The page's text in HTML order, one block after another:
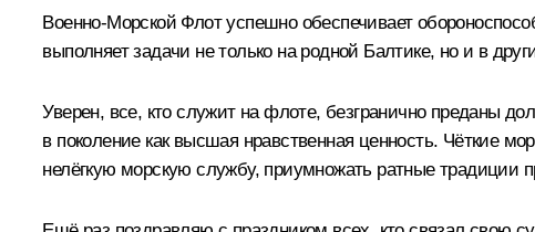
Военно-Морской Флот успешно обеспечивает
выполняет задачи не только на родной Балтике, но и в
Уверен, все, кто служит на флоте, безгранично преданы
в поколение как высшая нравственная ценность. Чёткие
нелёгкую морскую службу, приумножать ратные традиции